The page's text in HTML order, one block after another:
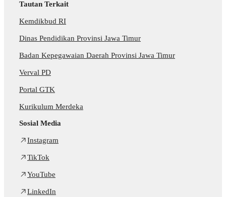
Tautan Terkait
Kemdikbud RI
Dinas Pendidikan Provinsi Jawa Timur
Badan Kepegawaian Daerah Provinsi Jawa Timur
Verval PD
Portal GTK
Kurikulum Merdeka
Sosial Media
Instagram
TikTok
YouTube
LinkedIn